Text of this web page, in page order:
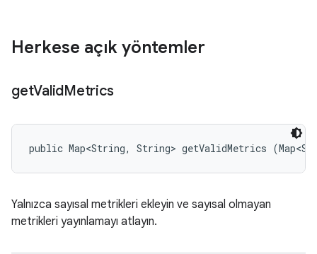
Herkese açık yöntemler
getValidMetrics
public Map<String, String> getValidMetrics
Yalnızca sayısal metrikleri ekleyin ve sayısal olmayan
metrikleri yayınlamayı atlayın.